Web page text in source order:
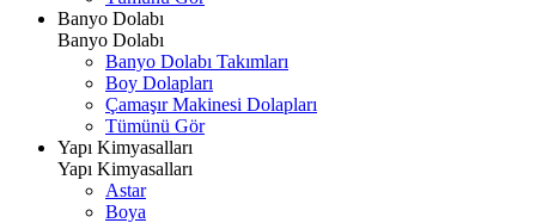
Banyo Dolabı
Banyo Dolabı
Banyo Dolabı Takımları
Boy Dolapları
Çamaşır Makinesi Dolapları
Tümünü Gör
Yapı Kimyasalları
Yapı Kimyasalları
Astar
Boya